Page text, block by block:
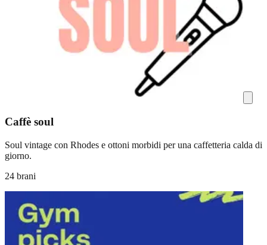
Caffè soul
Soul vintage con Rhodes e ottoni morbidi per una caffetteria calda di
giorno.
24 brani